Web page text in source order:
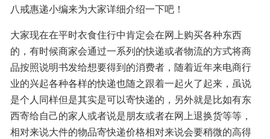
八戒惠递小编来为大家详细介绍一下吧！
大家现在在平时衣食住行中肯定会在网上购买各种东西
的，有时候商家会通过一系列的快递或者物流的方式将商
品按照说明书发给想要得到的消费者，随着近年来电商行
业的兴起各种各样的快递也随之跟着一起火了起来，虽说
是个人同样但是其实是可以寄快递的，另外就是比如有东
西寄给自己的家人或者说是朋友或者在网上退换货等等，
相对来说大件的物品寄快递价格相对来说会要稍微的高得